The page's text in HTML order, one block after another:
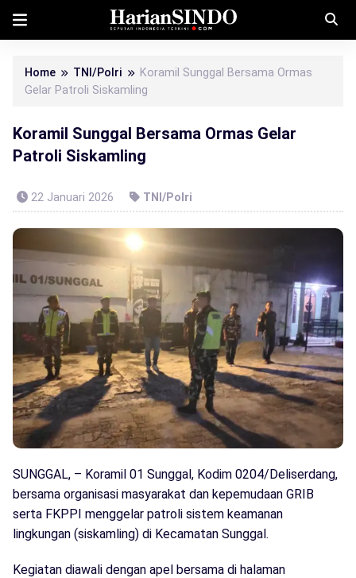
Home TNI/Polri
Koramil Sunggal Bersama Ormas
Gelar Patroli Siskamling
Koramil Sunggal Bersama Ormas Gelar
Patroli Siskamling
22 Januari 2026 TNI/Polri
SUNGGAL, – Koramil 01 Sunggal, Kodim 0204/Deliserdang,
bersama organisasi masyarakat dan kepemudaan GRIB
serta FKPPI menggelar patroli sistem keamanan
lingkungan (siskamling) di Kecamatan Sunggal.
Kegiatan diawali dengan apel bersama di halaman